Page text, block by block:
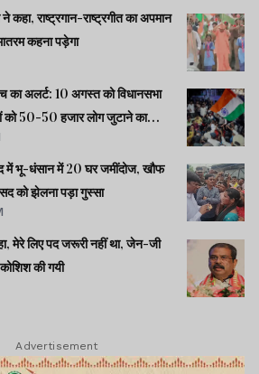
ने कहा, राष्ट्रगान-राष्ट्रगीत का अपमान
कहना पड़ेगा
का अलर्ट: 10 अगस्त को विधानसभा
को 50-50 हजार लोग जुटाने का
में भू-धंसान में 20 घर जमींदोज, खौफ
को झेलना पड़ा गुस्सा
मेरे लिए पद जरूरी नहीं था, जेन-जी
हमारे ही बच्चे, उन्हें भटकाने की कोशिश की गयी
Advertisement